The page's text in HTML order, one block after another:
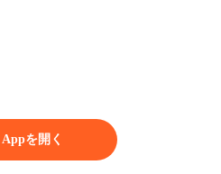
Appを開く